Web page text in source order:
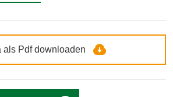
als Pdf downloaden